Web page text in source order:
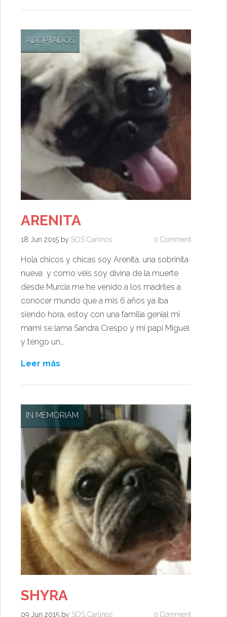
ADOPTADOS
ARENITA
18 Jun 2015 by SOS Carlinos 0 Comment
Hola chicos y chicas soy Arenita, una sobrinita
nueva y como véis soy divina de la muerte
desde Murcia me he venido a los madriles a
conocer mundo que a mis 6 años ya iba
siendo hora, estoy con una familia genial mi
mami se lama Sandra Crespo y mi papi Miguel
y tengo un…
Leer más
IN MEMORIAM
SHYRA
09 Jun 2015 by SOS Carlinos 0 Comment